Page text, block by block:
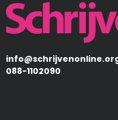
Afbeelding
088-1102090